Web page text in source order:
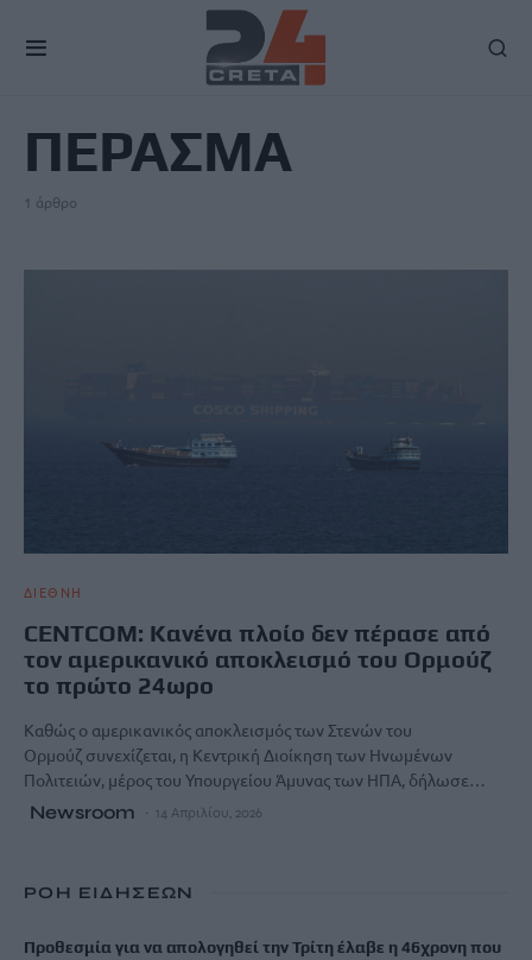
ΠΕΡΑΣΜΑ
1 άρθρο
ΔΙΕΘΝΗ
CENTCOM: Κανένα πλοίο δεν πέρασε από
τον αμερικανικό αποκλεισμό του Ορμούζ
το πρώτο 24ωρο
Καθώς ο αμερικανικός αποκλεισμός των Στενών του
Ορμούζ συνεχίζεται, η Κεντρική Διοίκηση των Ηνωμένων
Πολιτειών, μέρος του Υπουργείου Άμυνας των ΗΠΑ, δήλωσε…
Newsroom 14 Απριλίου, 2026
ΡΟΗ ΕΙΔΗΣΕΩΝ
Προθεσμία για να απολογηθεί την Τρίτη έλαβε η 46χρονη που